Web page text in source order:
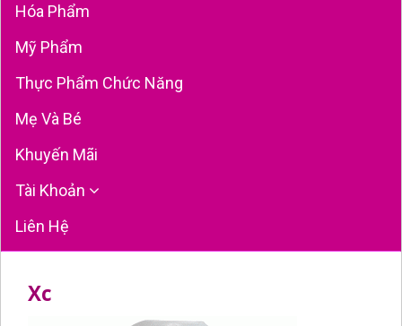
Hóa Phẩm
Mỹ Phẩm
Thực Phẩm Chức Năng
Mẹ Và Bé
Khuyến Mãi
Tài Khoản
Liên Hệ
Xc